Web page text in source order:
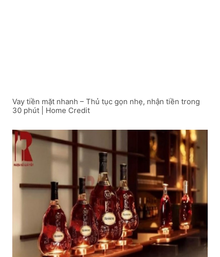
Vay tiền mặt nhanh – Thủ tục gọn nhẹ, nhận tiền trong
30 phút | Home Credit